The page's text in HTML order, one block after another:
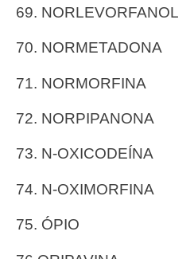
69. NORLEVORFANOL
70. NORMETADONA
71. NORMORFINA
72. NORPIPANONA
73. N-OXICODEÍNA
74. N-OXIMORFINA
75. ÓPIO